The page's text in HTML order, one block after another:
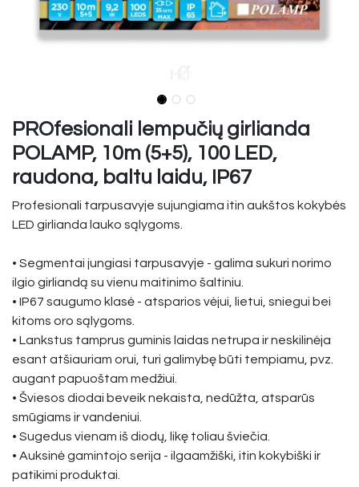
PROfesionali lempučių girlianda
POLAMP, 10m (5+5), 100 LED,
raudona, baltu laidu, IP67
Profesionali tarpusavyje sujungiama itin aukštos kokybės
LED girlianda lauko sąlygoms.
• Segmentai jungiasi tarpusavyje - galima sukuri norimo
ilgio girliandą su vienu maitinimo šaltiniu.
• IP67 saugumo klasė - atsparios vėjui, lietui, sniegui bei
kitoms oro sąlygoms.
• Lankstus tamprus guminis laidas netrupa ir neskilinėja
esant atšiauriam orui, turi galimybę būti tempiamu, pvz.
augant papuoštam medžiui.
• Šviesos diodai beveik nekaista, nedūžta, atsparūs
smūgiams ir vandeniui.
• Sugedus vienam iš diodų, likę toliau šviečia.
• Auksinė gamintojo serija - ilgaamžiški, itin kokybiški ir
patikimi produktai.